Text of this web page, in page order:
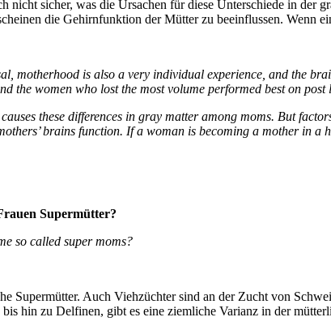
nicht sicher, was die Ursachen für diese Unterschiede in der
die Gehirnfunktion der Mütter zu beeinflussen.
motherhood is also a very individual experience, and the
the women who lost the most volume performed best on
these differences in gray matter among moms. But
brains function. If a woman is becoming a mother in
Supermütter?
so called super moms?
Supermütter. Auch Viehzüchter sind an der Zucht von
hin zu Delfinen, gibt es eine ziemliche Varianz in der